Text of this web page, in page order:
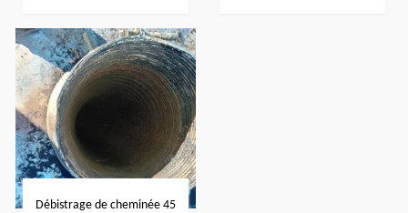
Débistrage de cheminée 45